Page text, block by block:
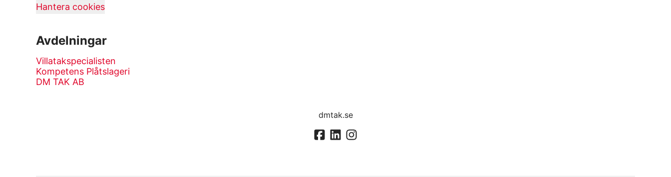
Hantera cookies
Avdelningar
Villatakspecialisten
Kompetens Plåtslageri
DM TAK AB
dmtak.se